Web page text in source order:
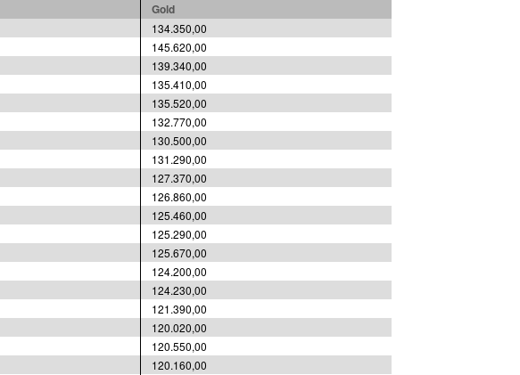
Gold
134.350,00
145.620,00
139.340,00
135.410,00
135.520,00
132.770,00
130.500,00
131.290,00
127.370,00
126.860,00
125.460,00
125.290,00
125.670,00
124.200,00
124.230,00
121.390,00
120.020,00
120.550,00
120.160,00